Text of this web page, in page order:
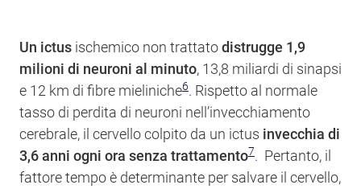
Un ictus ischemico non trattatodistrugge 1,9
milioni di neuroni al minuto, 13,8 miliardi di sinapsi
e 12 km di fibre mieliniche6. Rispetto al normale
tasso di perdita di neuroni nell’invecchiamento
cerebrale, il cervello colpito da un ictus invecchia di
3,6 anni ogni ora senza trattamento7. Pertanto, il
fattore tempo è determinante per salvare il cervello,